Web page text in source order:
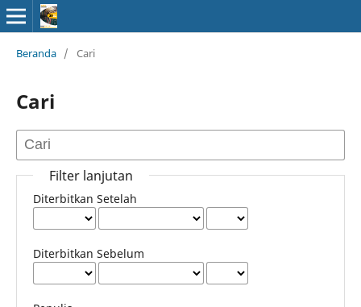
Beranda / Cari
Cari
Filter lanjutan
Diterbitkan Setelah
Diterbitkan Sebelum